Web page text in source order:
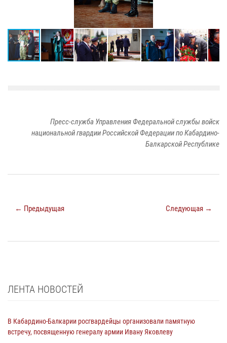
Пресс-служба Управления Федеральной службы войск
национальной гвардии Российской Федерации по Кабардино-
Балкарской Республике
← Предыдущая Следующая →
ЛЕНТА НОВОСТЕЙ
В Кабардино-Балкарии росгвардейцы организовали памятную
встречу, посвященную генералу армии Ивану Яковлеву